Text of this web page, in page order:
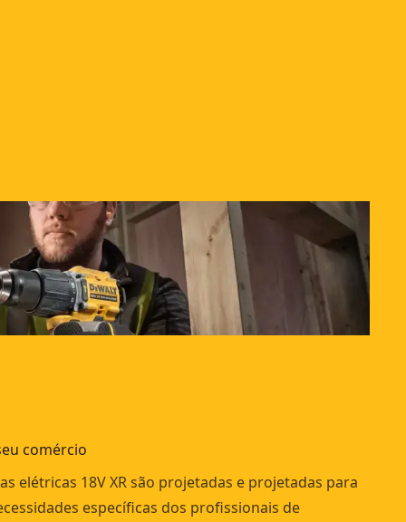
comércio
elétricas 18V XR são projetadas e projetadas para
específicas dos profissionais de